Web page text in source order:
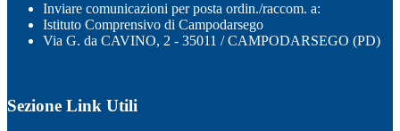
Inviare comunicazioni per posta ordin./raccom. a:
Istituto Comprensivo di Campodarsego
Via G. da CAVINO, 2 - 35011 / CAMPODARSEGO (PD)
Sezione Link Utili